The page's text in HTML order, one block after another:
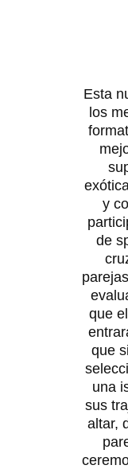
Esta
los
y
de
que
que
una
sus
altar,